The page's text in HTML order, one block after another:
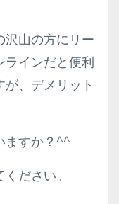
沢山の方にリー
インだと便利
、デメリット
ますか？^^
ださい。